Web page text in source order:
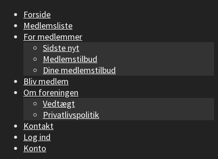
Forside
Medlemsliste
For medlemmer
Sidste nyt
Medlemstilbud
Dine medlemstilbud
Bliv medlem
Om foreningen
Vedtægt
Privatlivspolitik
Kontakt
Log ind
Konto